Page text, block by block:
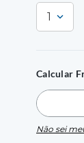
1
Calcular
Não sei